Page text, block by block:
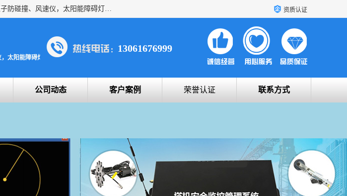
上海宇叶电子科技有限公司是吊钩视频监控、升降机监控、卸料平台监控、塔吊防碰撞、黑匣子防碰撞、风速仪，太阳能障碍灯安全提示灯等一系列升降机的常用配件产品专业研发生产加工的公司，拥有完整、科学的质量管理体系。 资质认证
太阳能障碍灯安全提示灯
13061676999
公司动态 客户案例 荣誉认证 联系方式